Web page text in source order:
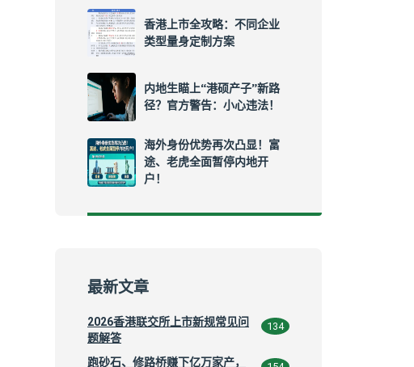
香港上市全攻略：不同企业
类型量身定制方案
内地生瞄上“港硕产子”新路
径？官方警告：小心违法！
海外身份优势再次凸显！富
途、老虎全面暂停内地开
户！
最新文章
2026香港联交所上市新规常见问
题解答
134
跑砂石、修路桥赚下亿万家产，